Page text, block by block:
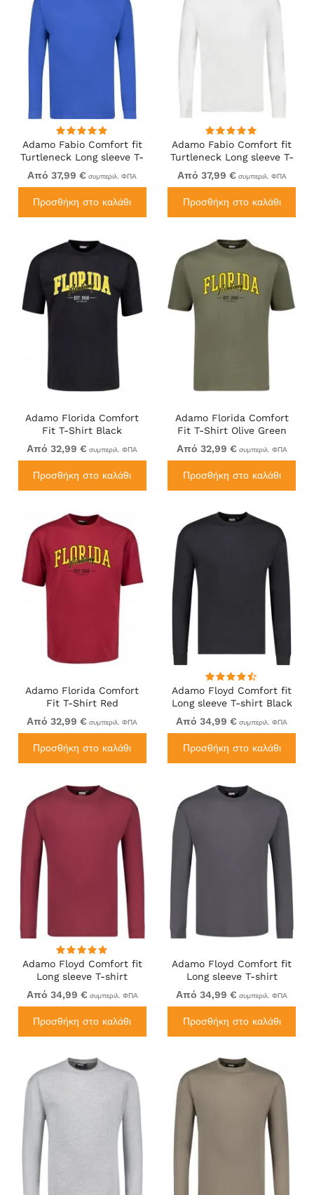
Adamo Fabio Comfort fit
Turtleneck Long sleeve T-
shirt Royal blue
Από 37,99 € συμπεριλ. ΦΠΑ
Προσθήκη στο καλάθι
Adamo Fabio Comfort fit
Turtleneck Long sleeve T-
shirt White
Από 37,99 € συμπεριλ. ΦΠΑ
Προσθήκη στο καλάθι
Adamo Florida Comfort
Fit T-Shirt Black
Από 32,99 € συμπεριλ. ΦΠΑ
Προσθήκη στο καλάθι
Adamo Florida Comfort
Fit T-Shirt Olive Green
Από 32,99 € συμπεριλ. ΦΠΑ
Προσθήκη στο καλάθι
Adamo Florida Comfort
Fit T-Shirt Red
Από 32,99 € συμπεριλ. ΦΠΑ
Προσθήκη στο καλάθι
Adamo Floyd Comfort fit
Long sleeve T-shirt Black
Από 34,99 € συμπεριλ. ΦΠΑ
Προσθήκη στο καλάθι
Adamo Floyd Comfort fit
Long sleeve T-shirt
Burgundy
Από 34,99 € συμπεριλ. ΦΠΑ
Προσθήκη στο καλάθι
Adamo Floyd Comfort fit
Long sleeve T-shirt
Charcoal
Από 34,99 € συμπεριλ. ΦΠΑ
Προσθήκη στο καλάθι